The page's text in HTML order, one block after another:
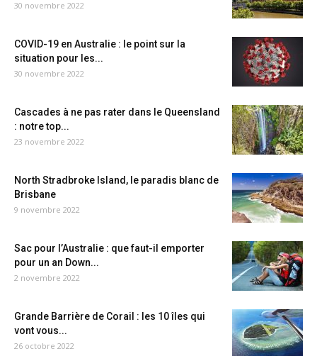
30 novembre 2022
COVID-19 en Australie : le point sur la
situation pour les...
30 novembre 2022
Cascades à ne pas rater dans le Queensland
: notre top...
23 novembre 2022
North Stradbroke Island, le paradis blanc de
Brisbane
9 novembre 2022
Sac pour l’Australie : que faut-il emporter
pour un an Down...
2 novembre 2022
Grande Barrière de Corail : les 10 îles qui
vont vous...
26 octobre 2022